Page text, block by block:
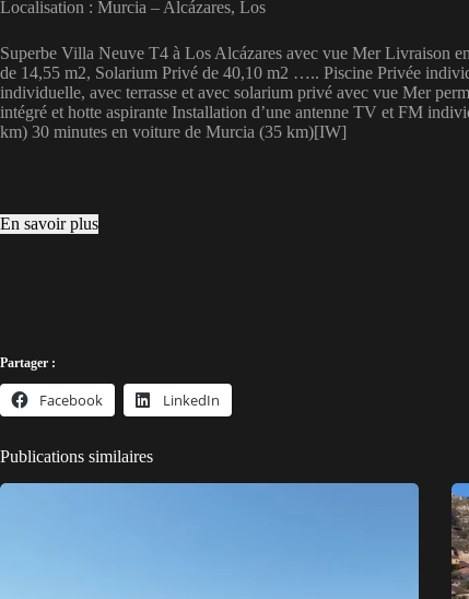
Localisation : Murcia – Alcázares, Los
Superbe Villa Neuve T4 à Los Alcázares avec vue Mer Livraison
de 14,55 m2, Solarium Privé de 40,10 m2 ….. Piscine Privée
individuelle, avec terrasse et avec solarium privé avec vue Mer
intégré et hotte aspirante Installation d’une antenne TV et FM
km) 30 minutes en voiture de Murcia (35 km)[IW]
En savoir plus
Partager :
Facebook LinkedIn
Publications similaires